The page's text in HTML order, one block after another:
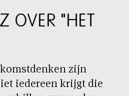
OVER "HET
zijn
iedereen krijgt die